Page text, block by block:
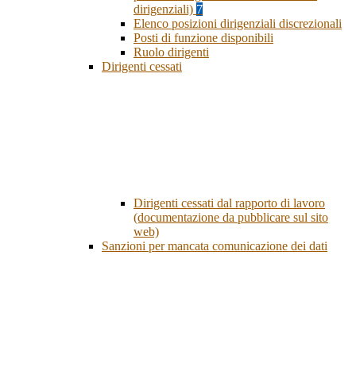
dirigenziali) 7
Elenco posizioni dirigenziali discrezionali
Posti di funzione disponibili
Ruolo dirigenti
Dirigenti cessati
Dirigenti cessati dal rapporto di lavoro
(documentazione da pubblicare sul sito
web)
Sanzioni per mancata comunicazione dei dati